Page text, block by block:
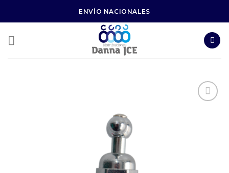
ENVÍO NACIONALES